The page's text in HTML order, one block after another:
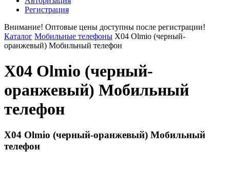
Регистрация
Внимание! Оптовые цены доступны после регистрации!
Каталог Мобильные телефоны X04 Olmio (черный-
оранжевый) Мобильный телефон
X04 Olmio (черный-
оранжевый) Мобильный
телефон
X04 Olmio (черный-оранжевый) Мобильный
телефон